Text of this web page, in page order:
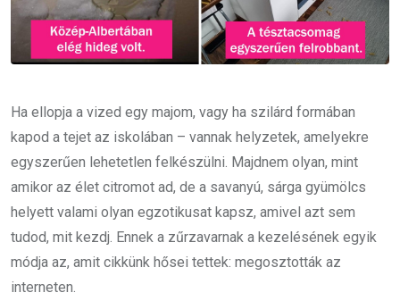
Ha ellopja a vized egy majom, vagy ha szilárd formában
kapod a tejet az iskolában – vannak helyzetek, amelyekre
egyszerűen lehetetlen felkészülni. Majdnem olyan, mint
amikor az élet citromot ad, de a savanyú, sárga gyümölcs
helyett valami olyan egzotikusat kapsz, amivel azt sem
tudod, mit kezdj. Ennek a zűrzavarnak a kezelésének egyik
módja az, amit cikkünk hősei tettek: megosztották az
interneten.